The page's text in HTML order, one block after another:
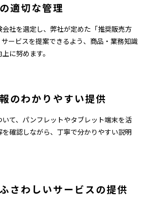
適切な管理
社を選定し、弊社が定めた「推奨販売方
ービスを提案できるよう、商品・業務知識
に努めます。
のわかりやすい提供
て、パンフレットやタブレット端末を活
確認しながら、丁寧で分かりやすい説明
さわしいサービスの提供